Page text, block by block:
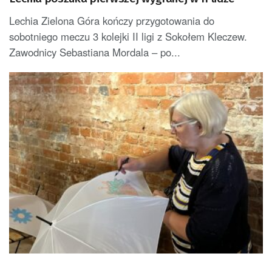
Lechia Zielona Góra kończy przygotowania do
sobotniego meczu 3 kolejki II ligi z Sokołem Kleczew.
Zawodnicy Sebastiana Mordala – po...